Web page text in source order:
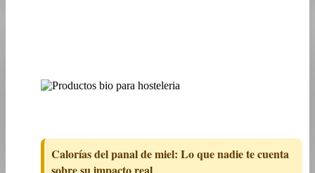
Calorías del panal de miel: Lo que nadie te cuenta